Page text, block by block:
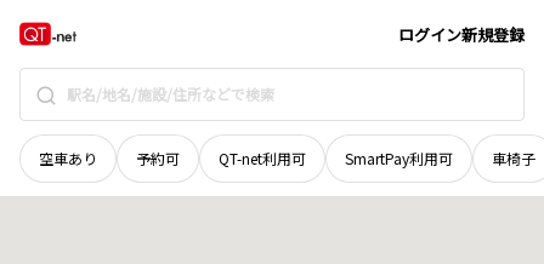
ログイン新規登録
空車あり 予約可 QT-net利用可 SmartPay利用可 車椅子
群馬県